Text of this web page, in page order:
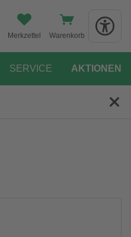
Merkzettel Warenkorb
SERVICE AKTIONEN